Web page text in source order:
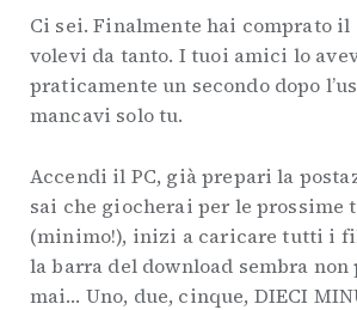
Ci sei. Finalmente hai comprato il
volevi da tanto. I tuoi amici lo
praticamente un secondo dopo
mancavi solo tu.
Accendi il PC, già prepari la
sai che giocherai per le prossime
(minimo!), inizi a caricare tutti i
la barra del download sembra
mai… Uno, due, cinque, DIECI